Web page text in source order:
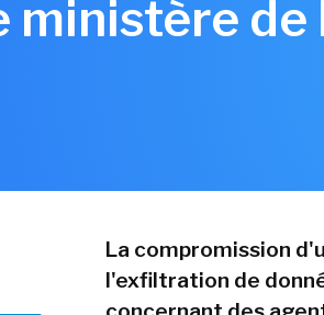
ministère
La compromission
l'exfiltration de